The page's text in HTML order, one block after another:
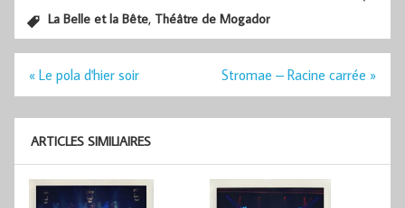
La Belle et la Bête, Théâtre de Mogador
Navigation
l’article
« Le pola d'hier soir Stromae – Racine carrée »
ARTICLES SIMILIAIRES